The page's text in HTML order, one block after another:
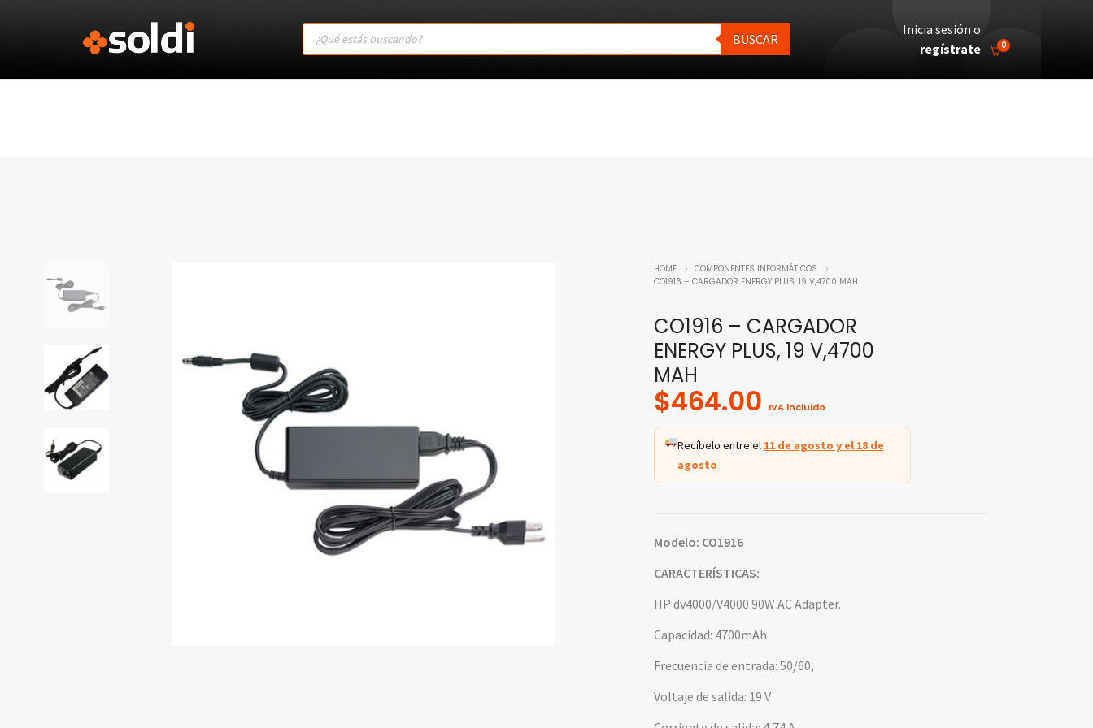
Products
search
BUSCAR
Inicia sesión o
regístrate
0
HOME
COMPONENTES INFORMÁTICOS
CO1916 – CARGADOR ENERGY PLUS, 19 V,4700 MAH
CO1916 – CARGADOR
ENERGY PLUS, 19 V,4700
MAH
$464.00 IVA incluido
Recíbelo entre el 11 de agosto y el 18 de
agosto
Modelo: CO1916
CARACTERÍSTICAS:
HP dv4000/V4000 90W AC Adapter.
Capacidad: 4700mAh
Frecuencia de entrada: 50/60,
Voltaje de salida: 19 V